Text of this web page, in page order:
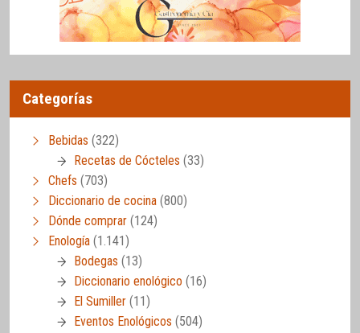
Categorías
Bebidas (322)
Recetas de Cócteles (33)
Chefs (703)
Diccionario de cocina (800)
Dónde comprar (124)
Enología (1.141)
Bodegas (13)
Diccionario enológico (16)
El Sumiller (11)
Eventos Enológicos (504)